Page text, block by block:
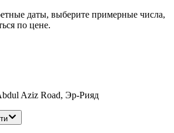
даты, выберите примерные числа,
по цене.
Aziz Road, Эр-Рияд